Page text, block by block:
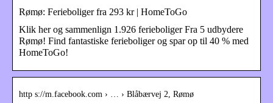
Rømø: Ferieboliger fra 293 kr | HomeToGo
Klik her og sammenlign 1.926 ferieboliger Fra 5 udbydere
Rømø! Find fantastiske ferieboliger og spar op til 40 % med
HomeToGo!
http s://m.facebook.com › … › Blåbærvej 2, Rømø